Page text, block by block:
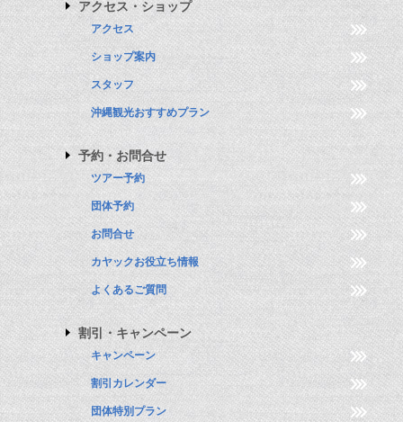
アクセス・ショップ
アクセス
ショップ案内
スタッフ
沖縄観光おすすめプラン
予約・お問合せ
ツアー予約
団体予約
お問合せ
カヤックお役立ち情報
よくあるご質問
割引・キャンペーン
キャンペーン
割引カレンダー
団体特別プラン